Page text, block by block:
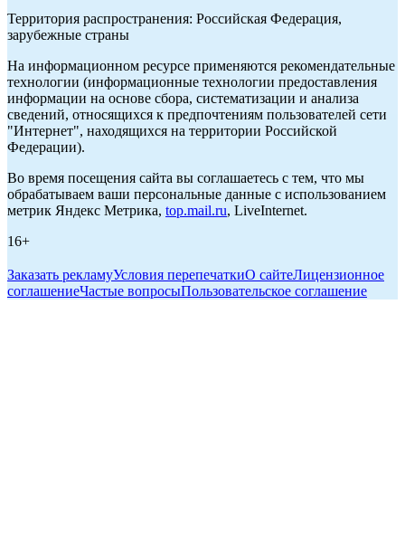
Территория распространения: Российская Федерация,
зарубежные страны
На информационном ресурсе применяются рекомендательные
технологии (информационные технологии предоставления
информации на основе сбора, систематизации и анализа
сведений, относящихся к предпочтениям пользователей сети
"Интернет", находящихся на территории Российской
Федерации).
Во время посещения сайта вы соглашаетесь с тем, что мы
обрабатываем ваши персональные данные с использованием
метрик Яндекс Метрика, top.mail.ru, LiveInternet.
16+
Заказать рекламуУсловия перепечаткиО сайтеЛицензионное
соглашениеЧастые вопросыПользовательское соглашение